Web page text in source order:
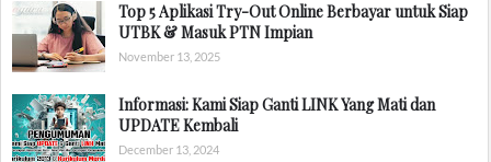
Top 5 Aplikasi Try-Out Online Berbayar untuk Siap
UTBK & Masuk PTN Impian
November 13, 2025
Informasi: Kami Siap Ganti LINK Yang Mati dan
UPDATE Kembali
December 13, 2024